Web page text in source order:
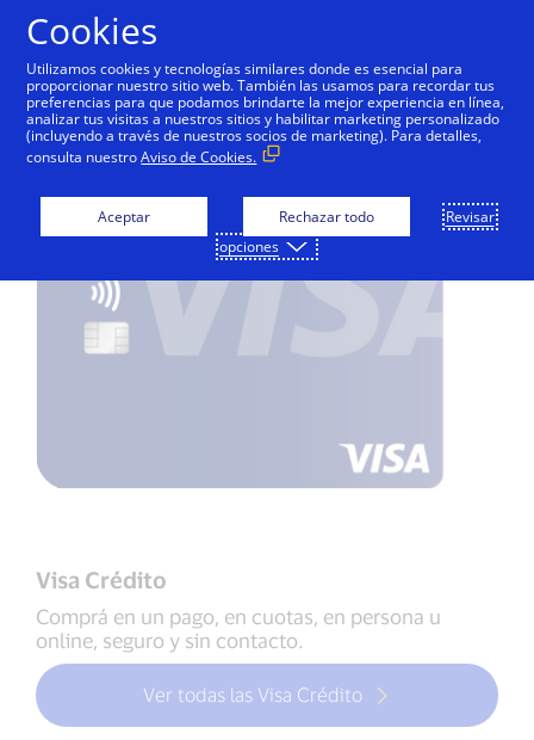
Solicitá tu Visa y pagá
seguro y sin contacto
Visa Crédito
Comprá en un pago, en cuotas, en persona u
online, seguro y sin contacto.
Ver todas las Visa Crédito
Cookies
Utilizamos cookies y tecnologías similares donde es esencial para
proporcionar nuestro sitio web. También las usamos para recordar tus
preferencias para que podamos brindarte la mejor experiencia en línea,
analizar tus visitas a nuestros sitios y habilitar marketing personalizado
(incluyendo a través de nuestros socios de marketing). Para detalles,
consulta nuestroAviso de Cookies.
Aceptar Rechazar todo
Revisar
opciones